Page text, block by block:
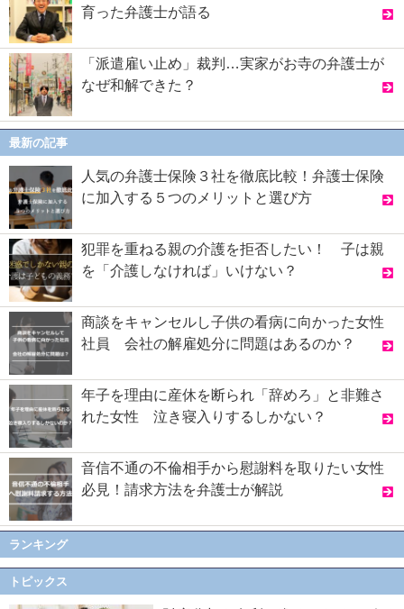
育った弁護士が語る
「派遣雇い止め」裁判…実家がお寺の弁護士が
なぜ和解できた？
最新の記事
人気の弁護士保険３社を徹底比較！弁護士保険
に加入する５つのメリットと選び方
犯罪を重ねる親の介護を拒否したい！ 子は親
を「介護しなければ」いけない？
商談をキャンセルし子供の看病に向かった女性
社員 会社の解雇処分に問題はあるのか？
年子を理由に産休を断られ「辞めろ」と非難さ
れた女性 泣き寝入りするしかない？
音信不通の不倫相手から慰謝料を取りたい女性
必見！請求方法を弁護士が解説
ランキング
トピックス